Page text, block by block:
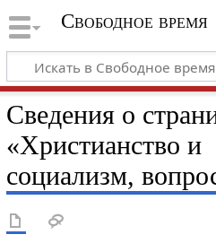
Свободное время
Сведения о
«Христианство и
социализм,